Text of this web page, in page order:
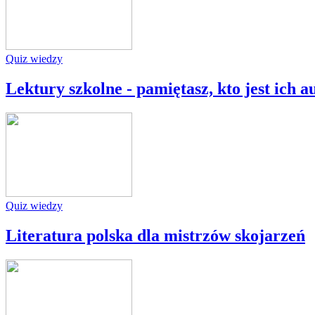
Quiz wiedzy
Lektury szkolne - pamiętasz, kto jest ich
Quiz wiedzy
Literatura polska dla mistrzów skojarzeń